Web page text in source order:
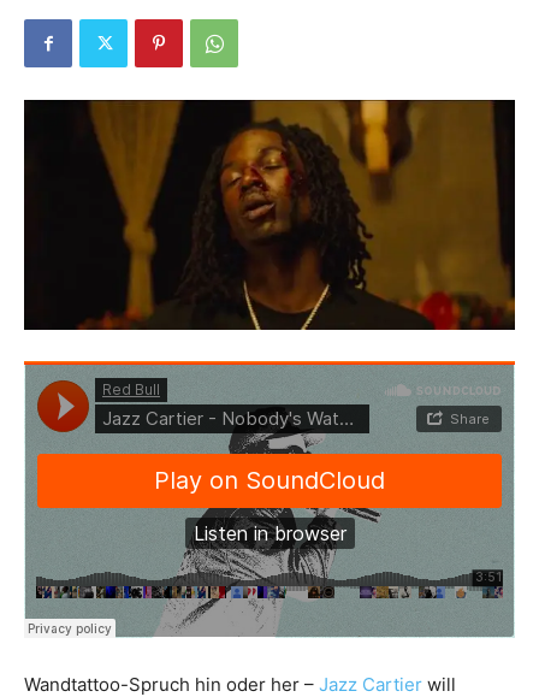
Wandtattoo-Spruch hin oder her – Jazz Cartier will